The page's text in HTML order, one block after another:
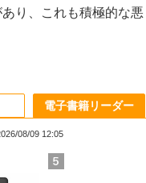
り、これも積極的な悪
電子書籍リーダー
08/09 12:05